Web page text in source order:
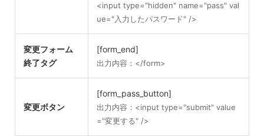
<input type="hidden" name="pass" val
ue="入力したパスワード" />
変更フォーム
終了タグ
[form_end]
出力内容：</form>
変更ボタン
[form_pass_button]
出力内容：<input type="submit" value
="変更する" />